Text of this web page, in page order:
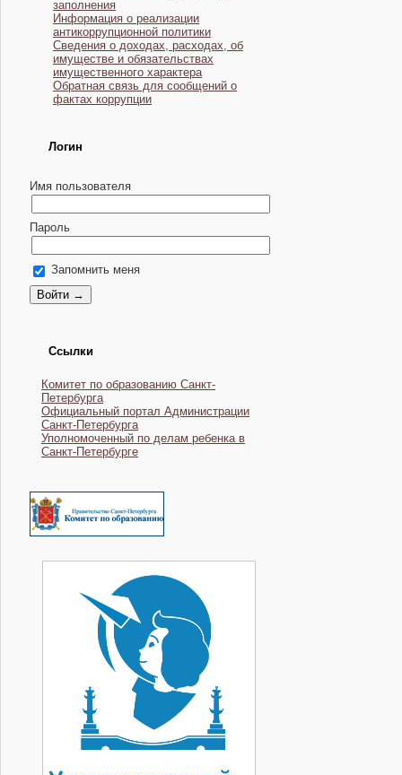
заполнения
Информация о реализации
антикоррупционной политики
Сведения о доходах, расходах, об
имуществе и обязательствах
имущественного характера
Обратная связь для сообщений о
фактах коррупции
Логин
Имя пользователя
Пароль
Запомнить меня
Ссылки
Комитет по образованию Санкт-
Петербурга
Официальный портал Администрации
Санкт-Петербурга
Уполномоченный по делам ребенка в
Санкт-Петербурге